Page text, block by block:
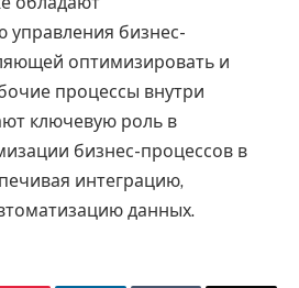
управления бизнес-
оптимизировать и
процессы внутри
ключевую роль в
бизнес-процессов в
интеграцию,
данных.